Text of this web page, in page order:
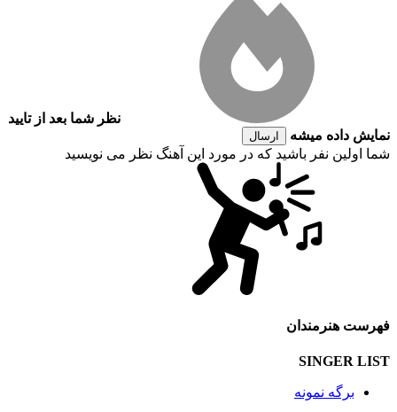
نظر شما بعد از تایید
نمایش داده میشه
ارسال
شما اولین نفر باشید که در مورد این آهنگ نظر می نویسید
فهرست هنرمندان
SINGER LIST
برگه نمونه